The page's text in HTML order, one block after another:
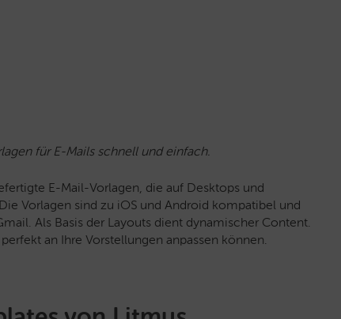
für E-Mails schnell und einfach.
E-Mail-Vorlagen, die auf Desktops und
Vorlagen sind zu iOS und Android kompatibel und
Als Basis der Layouts dient dynamischer Content.
an Ihre Vorstellungen anpassen können.